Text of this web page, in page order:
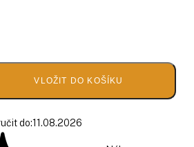
VLOŽIT DO KOŠÍKU
do:11.08.2026